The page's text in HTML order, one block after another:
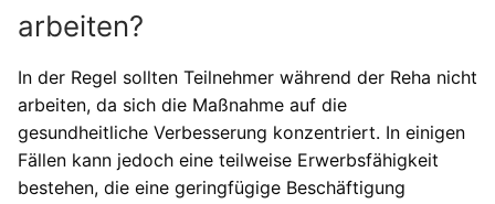
arbeiten?
In der Regel sollten Teilnehmer während der Reha nicht
arbeiten, da sich die Maßnahme auf die
gesundheitliche Verbesserung konzentriert. In einigen
Fällen kann jedoch eine teilweise Erwerbsfähigkeit
bestehen, die eine geringfügige Beschäftigung